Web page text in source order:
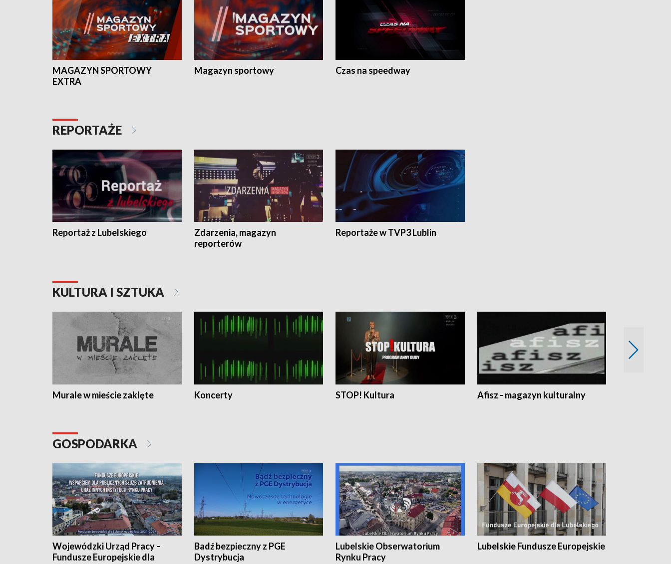
MAGAZYN SPORTOWY
EXTRA
Magazyn sportowy Czas na speedway
REPORTAŻE
Reportaż z Lubelskiego
Zdarzenia, magazyn
reporterów
Reportaże w TVP3 Lublin
KULTURA I SZTUKA
Murale w mieście zaklęte Koncerty STOP! Kultura Afisz - magazyn kulturalny
GOSPODARKA
Wojewódzki Urząd Pracy –
Fundusze Europejskie dla
Badź bezpieczny z PGE
Dystrybucja
Lubelskie Obserwatorium
Rynku Pracy
Lubelskie Fundusze Europejskie